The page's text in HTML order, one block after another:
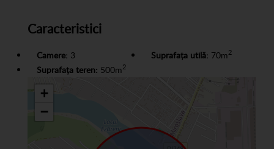
Caracteristici
Camere: 3 Suprafața utilă: 70m2
Suprafața teren: 500m2
+
−